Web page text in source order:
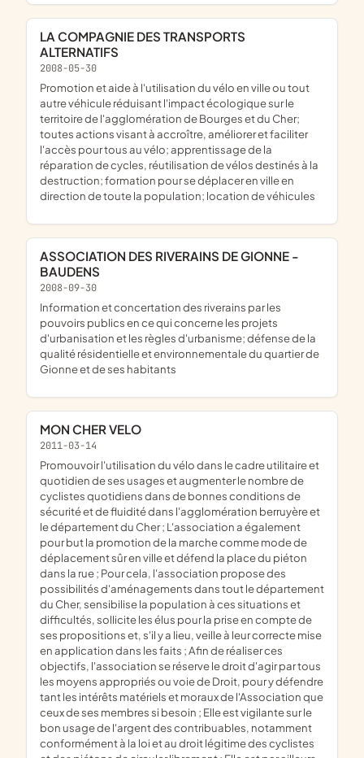
LA COMPAGNIE DES TRANSPORTS
ALTERNATIFS
2008-05-30
promotion et aide à l'utilisation du vélo en ville ou tout
autre véhicule réduisant l'impact écologique sur le
territoire de l'agglomération de Bourges et du Cher;
toutes actions visant à accroître, améliorer et faciliter
l'accès pour tous au vélo; apprentissage de la
réparation de cycles, réutilisation de vélos destinés à la
destruction; formation pour se déplacer en ville en
direction de toute la population; location de véhicules
ASSOCIATION DES RIVERAINS DE GIONNE -
BAUDENS
2008-09-30
information et concertation des riverains par les
pouvoirs publics en ce qui concerne les projets
d'urbanisation et les règles d'urbanisme; défense de la
qualité résidentielle et environnementale du quartier de
Gionne et de ses habitants
MON CHER VELO
2011-03-14
promouvoir l'utilisation du vélo dans le cadre utilitaire et
quotidien de ses usages et augmenter le nombre de
cyclistes quotidiens dans de bonnes conditions de
sécurité et de fluidité dans l'agglomération berruyère et
le département du Cher ; L'association a également
pour but la promotion de la marche comme mode de
déplacement sûr en ville et défend la place du piéton
dans la rue ; Pour cela, l'association propose des
possibilités d'aménagements dans tout le département
du Cher, sensibilise la population à ces situations et
difficultés, sollicite les élus pour la prise en compte de
ses propositions et, s'il y a lieu, veille à leur correcte mise
en application dans les faits ; Afin de réaliser ces
objectifs, l'association se réserve le droit d'agir par tous
les moyens appropriés ou voie de Droit, pour y défendre
tant les intérêts matériels et moraux de l'Association que
ceux de ses membres si besoin ; Elle est vigilante sur le
bon usage de l'argent des contribuables, notamment
conformément à la loi et au droit légitime des cyclistes